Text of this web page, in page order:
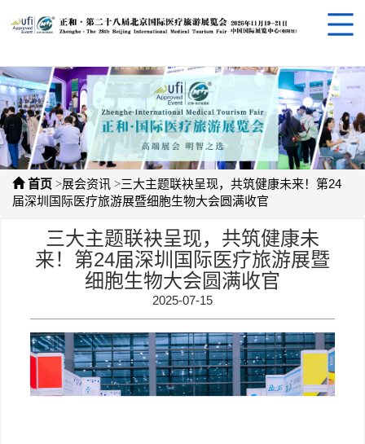
首页 >展会资讯 >三大主题联袂呈现，共筑健康未来！第24
届深圳国际医疗旅游展暨细胞生物大会圆满收官
三大主题联袂呈现，共筑健康未
来！第24届深圳国际医疗旅游展暨
细胞生物大会圆满收官
2025-07-15